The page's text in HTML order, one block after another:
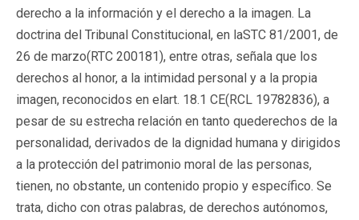
derecho a la información y el derecho a la imagen. La
doctrina del Tribunal Constitucional, en laSTC 81/2001, de
26 de marzo(RTC 200181), entre otras, señala que los
derechos al honor, a la intimidad personal y a la propia
imagen, reconocidos en elart. 18.1 CE(RCL 19782836), a
pesar de su estrecha relación en tanto quederechos de la
personalidad, derivados de la dignidad humana y dirigidos
a la protección del patrimonio moral de las personas,
tienen, no obstante, un contenido propio y específico. Se
trata, dicho con otras palabras, de derechos autónomos,